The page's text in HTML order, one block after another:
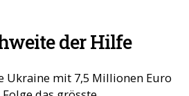
der Hilfe
Ukraine mit 7,5 Millionen Euro